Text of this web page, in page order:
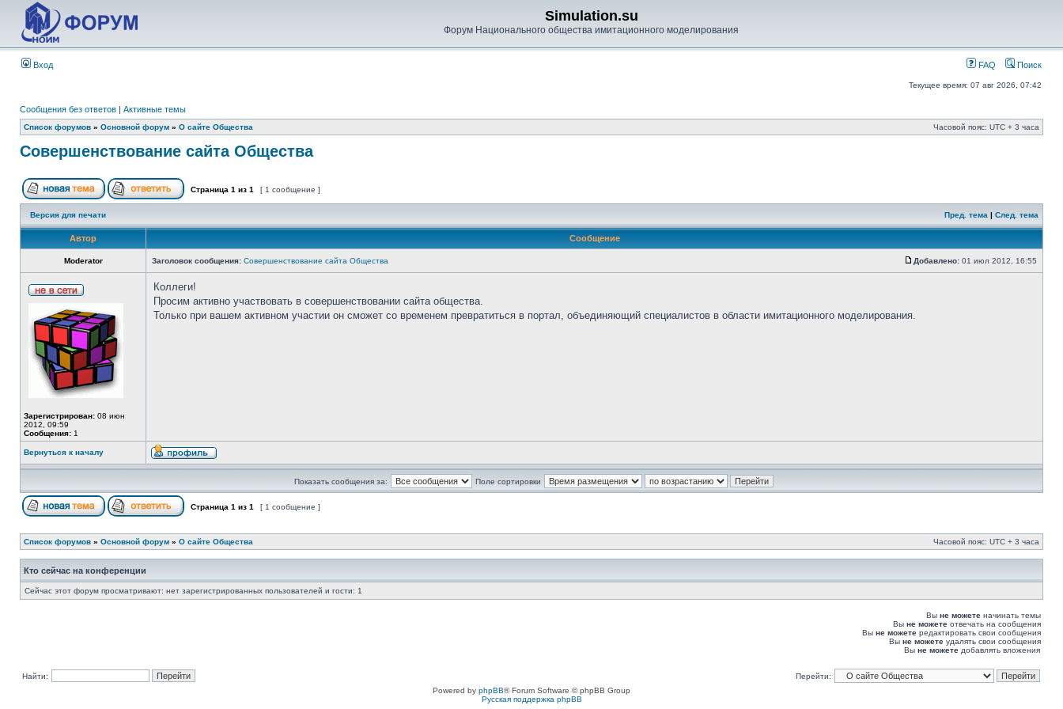
Simulation.su
Форум Национального общества имитационного моделирования
Вход FAQ Поиск
Текущее время: 07 авг 2026, 07:42
Сообщения без ответов | Активные темы
Список форумов » Основной форум » О сайте Общества Часовой пояс: UTC + 3 часа
Совершенствование сайта Общества
Страница 1 из 1 [ 1 сообщение ]
Версия для печати Пред. тема | След. тема
Автор Сообщение
Moderator Заголовок сообщения: Совершенствование сайта Общества Добавлено: 01 июл 2012, 16:55
Зарегистрирован: 08 июн
2012, 09:59
Сообщения: 1
Коллеги!
Просим активно участвовать в совершенствовании сайта общества.
Только при вашем активном участии он сможет со временем превратиться в портал, объединяющий специалистов в области имитационного моделирования.
Вернуться к началу
Показать сообщения за: Поле сортировки
Страница 1 из 1 [ 1 сообщение ]
Список форумов » Основной форум » О сайте Общества Часовой пояс: UTC + 3 часа
Кто сейчас на конференции
Сейчас этот форум просматривают: нет зарегистрированных пользователей и гости: 1
Вы не можете начинать темы
Вы не можете отвечать на сообщения
Вы не можете редактировать свои сообщения
Вы не можете удалять свои сообщения
Вы не можете добавлять вложения
Найти:
Перейти:
Powered by phpBB® Forum Software © phpBB Group
Русская поддержка phpBB